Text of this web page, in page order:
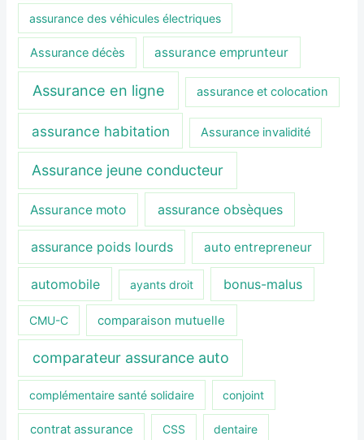
assurance des véhicules électriques
Assurance décès assurance emprunteur
Assurance en ligne assurance et colocation
assurance habitation Assurance invalidité
Assurance jeune conducteur
Assurance moto assurance obsèques
assurance poids lourds auto entrepreneur
automobile ayants droit bonus-malus
CMU-C comparaison mutuelle
comparateur assurance auto
complémentaire santé solidaire conjoint
contrat assurance CSS dentaire